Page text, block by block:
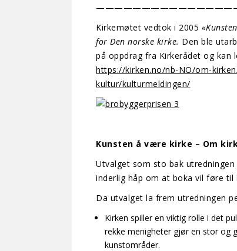
Kirkemøtet vedtok i 2005
for Den norske kirke. Den ble
på oppdrag fra Kirkerådet og kan
https://kirken.no/nb-NO/om-
kultur/kulturmeldingen/
Kunsten å være kirke – Om
Utvalget som sto bak
inderlig håp om at boka vil føre til
Da utvalget la frem utredningen
Kirken spiller en viktig rolle i det
rekke menigheter gjør en stor og
kunstområder.